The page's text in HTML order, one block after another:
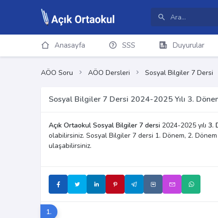
Anasayfa SSS Duyurular
AÖO Soru AÖO Dersleri Sosyal Bilgiler 7 Dersi
Sosyal Bilgiler 7 Dersi 2024-2025 Yılı 3.
Açık Ortaokul Sosyal Bilgiler 7 dersi 2024-2025 yılı 3.
olabilirsiniz. Sosyal Bilgiler 7 dersi 1. Dönem, 2.
ulaşabilirsiniz.
1.